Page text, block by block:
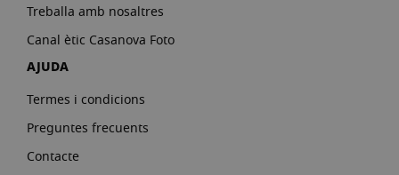
Treballa amb nosaltres
Canal ètic Casanova Foto
AJUDA
Termes i condicions
Preguntes frecuents
Contacte